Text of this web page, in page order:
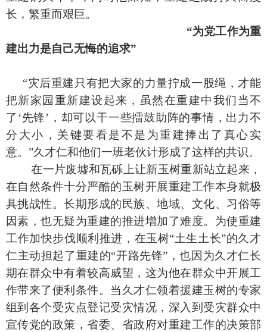
长，繁重而艰巨。
“为党工作为重
建出力是自己无悔的追求”
“灾后重建只有把大家的力量拧成一股绳，才能
把新家园重新建设起来，虽然在重建中我们当不
了‘先锋’，却可以干一些擂鼓助阵的事情，出力不
分大小，关键要看是不是为重建捧出了真心实
意。”久才仁和他们一班老伙计形成了这样的共识。
在一片废墟和瓦砾上让新玉树重新站立起来，
在自然条件十分严酷的玉树开展重建工作本身就极
具挑战性。长期形成的民族、地域、文化、习俗等
因素，也无疑为重建的推进增加了难度。为使重建
工作加快步伐顺利推进，在玉树“土生土长”的久才
仁主动担起了重建的“开路先锋”，也因为久才仁长
期在群众中有着较高威望，这为他在群众中开展工
作带来了便利条件。当久才仁领着援建玉树的专家
组到各个受灾点登记受灾情况，深入到受灾群众中
宣传党的政策，省委、省政府对重建工作的决策部